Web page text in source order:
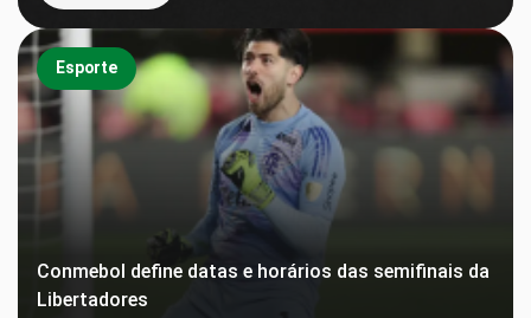
Esporte
Conmebol define datas e horários das semifinais da
Libertadores